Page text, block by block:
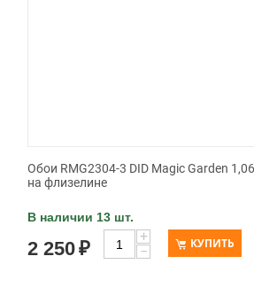
Обои RMG2304-3 DID Magic Garden
на флизелине
В наличии 13 шт.
2 250₽
+
−
КУПИТЬ